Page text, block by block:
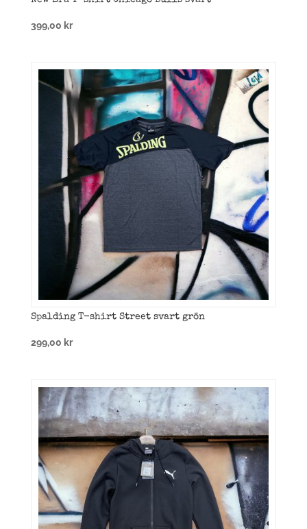
399,00 kr
Spalding T-shirt Street svart grön
299,00 kr